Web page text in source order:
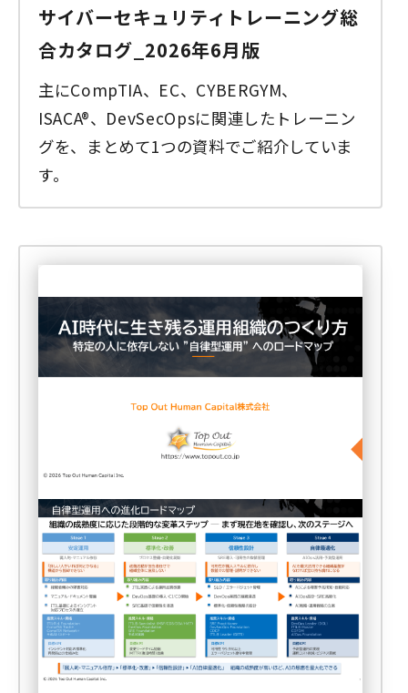
サイバーセキュリティトレーニング総
合カタログ_2026年6月版
主にCompTIA、EC、CYBERGYM、
ISACA®、DevSecOpsに関連したトレーニン
グを、まとめて1つの資料でご紹介していま
す。